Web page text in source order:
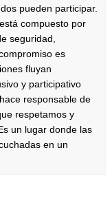
pueden participar.
compuesto por
seguridad,
es
fluyan
y participativo
responsable de
respetamos y
un lugar donde las
en un